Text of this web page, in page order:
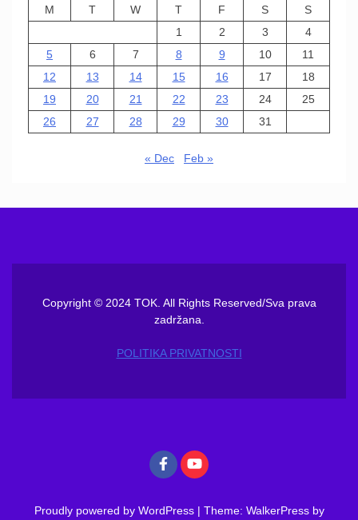
M
T W T F S
S
1
2 3
4
5
6 7 8 9 10
11
12
13 14 15 16 17
18
19
20 21 22 23 24
25
26
27 28 29 30 31
« Dec Feb »
Copyright © 2024 TOK. All Rights Reserved/Sva prava
zadržana.
POLITIKA PRIVATNOSTI
Proudly powered by WordPress | Theme: WalkerPress by